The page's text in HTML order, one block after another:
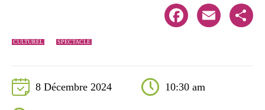
CULTUREL SPECTACLE
Facebook Email Share
8 Décembre 2024 10:30 am